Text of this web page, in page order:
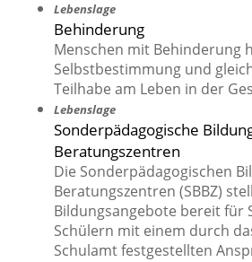
Lebenslage
Behinderung
Menschen mit Behinderung
Selbstbestimmung und
Teilhabe am Leben in der
Lebenslage
Sonderpädagogische
Beratungszentren
Die Sonderpädagogischen
Beratungszentren (SBBZ)
Bildungsangebote bereit für
Schülern mit einem durch
Schulamt festgestellten